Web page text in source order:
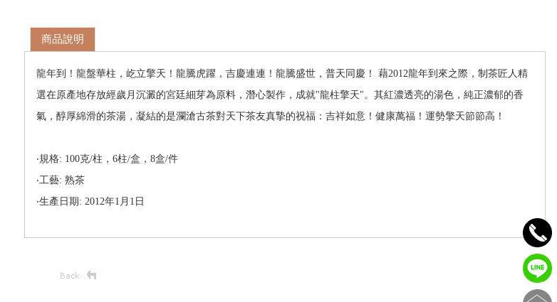
商品說明
龍年到！龍盤華柱，屹立擎天！龍騰虎躍，吉慶連連！龍騰盛世，普天同慶！ 藉2012龍年到來之際，制茶匠人精
選在原產地存放經歲月沉澱的宮廷細芽為原料，潛心製作，成就"龍柱擎天"。其紅濃透亮的湯色，純正濃郁的香
氣，醇厚綿滑的茶湯，凝結的是瀾滄古茶對天下茶友真摯的祝福：吉祥如意！健康萬福！運勢擎天節節高！
‧規格: 100克/柱，6柱/盒，8盒/件
‧工藝: 熟茶
‧生產日期: 2012年1月1日